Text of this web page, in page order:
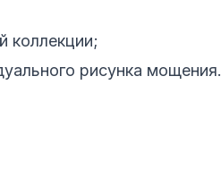
коллекции;
рисунка мощения.